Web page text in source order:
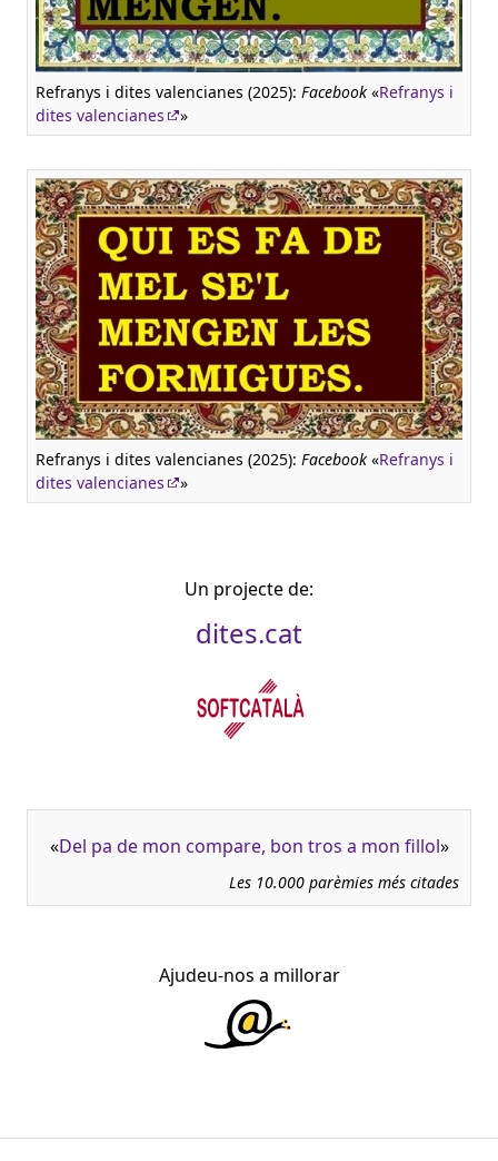
Refranys i dites valencianes (2025): Facebook «Refranys i
dites valencianes
»
Refranys i dites valencianes (2025): Facebook «Refranys i
dites valencianes
»
Un projecte de:
dites.cat
«Del pa de mon compare, bon tros a mon fillol»
Les 10.000 parèmies més citades
Ajudeu-nos a millorar